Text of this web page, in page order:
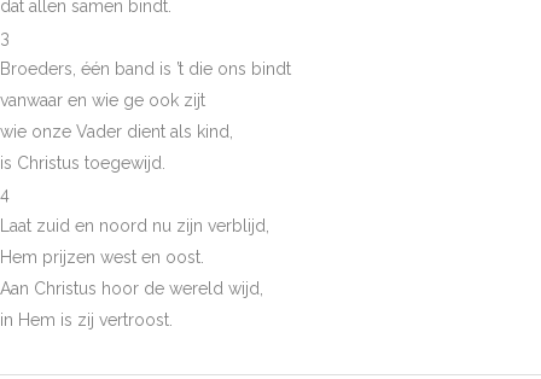
dat allen samen bindt.
3
Broeders, één band is ’t die ons bindt
vanwaar en wie ge ook zijt
wie onze Vader dient als kind,
is Christus toegewijd.
4
Laat zuid en noord nu zijn verblijd,
Hem prijzen west en oost.
Aan Christus hoor de wereld wijd,
in Hem is zij vertroost.